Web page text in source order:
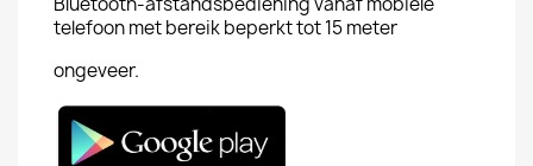
telefoon met bereik beperkt tot 15 meter
ongeveer.